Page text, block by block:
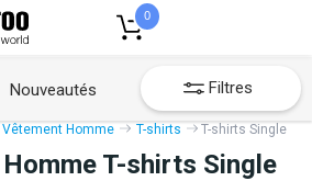
0
Nouveautés Filtres
Vêtement Homme T-shirts T-shirts Single
T-shirts Single